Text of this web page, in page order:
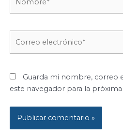
Guarda mi nombre, correo
este navegador para la